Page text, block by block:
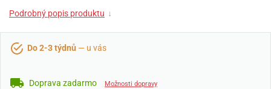
Podrobný popis produktu ↓
Do 2-3 týdnů — u vás
Doprava zadarmo Možnosti dopravy